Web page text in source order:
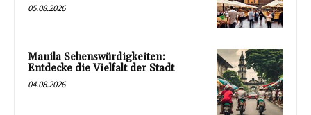
05.08.2026
Manila Sehenswürdigkeiten:
Entdecke die Vielfalt der Stadt
04.08.2026